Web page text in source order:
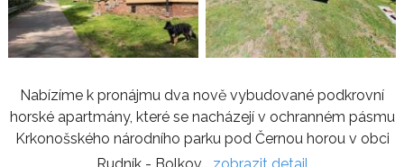
Nabízíme k pronájmu dva nově vybudované podkrovní
horské apartmány, které se nacházejí v ochranném pásmu
Krkonošského národního parku pod Černou horou v obci